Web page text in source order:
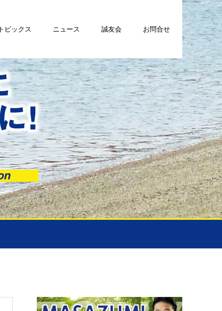
ピックス ニュース 誠友会 お問合せ